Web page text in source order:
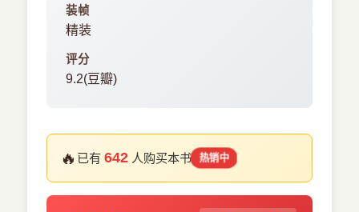
装帧
精装
评分
9.2(豆瓣)
🔥 已有642 人购买本书 热销中